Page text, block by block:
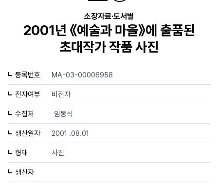
소장자료·도서별
2001년 《예술과 마을》에 출품된
초대작가 작품 사진
등록번호 MA-03-00006958
전자여부 비전자
수집처 임동식
생산일자 2001 .08.01
형태 사진
생산자